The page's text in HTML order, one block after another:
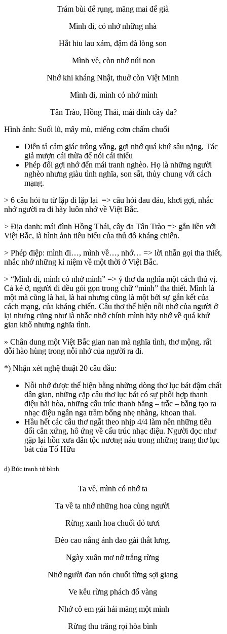
Trám bùi để rụng, măng mai để già
Mình đi, có nhớ những nhà
Hắt hiu lau xám, đậm đà lòng son
Mình về, còn nhớ núi non
Nhớ khi kháng Nhật, thuở còn Việt Minh
Mình đi, mình có nhớ mình
Tân Trào, Hồng Thái, mái đình cây đa?
Hình ảnh: Suối lũ, mây mù, miếng cơm chấm chuối
Diễn tả cảm giác trống vắng, gợi nhớ quá khứ sâu nặng, Tác
giả mượn cái thừa để nói cái thiếu
Phép đối gợi nhớ đến mái tranh nghèo. Họ là những người
nghèo nhưng giàu tình nghĩa, son sắt, thủy chung với cách
mạng.
> 6 câu hỏi tu từ lặp đi lặp lại => câu hỏi đau đáu, khơi gợi, nhắc
nhớ người ra đi hãy luôn nhớ về Việt Bắc.
> Địa danh: mái đình Hồng Thái, cây đa Tân Trào => gắn liền với
Việt Bắc, là hình ảnh tiêu biểu của thủ đô kháng chiến.
> Phép điệp: mình đi…, mình về…, nhớ… => lời nhắn gọi tha thiết,
nhắc nhớ những kỉ niệm về một thời ở Việt Bắc.
> “Mình đi, mình có nhớ mình” => ý thơ đa nghĩa một cách thú vị.
Cả kẻ ở, người đi đều gói gọn trong chữ “mình” tha thiết. Mình là
một mà cũng là hai, là hai nhưng cũng là một bởi sự gắn kết của
cách mạng, của kháng chiến. Câu thơ thể hiện nỗi nhớ của người ở
lại nhưng cũng như là nhắc nhở chính mình hãy nhớ về quá khứ
gian khổ nhưng nghĩa tình.
» Chân dung một Việt Bắc gian nan mà nghĩa tình, thơ mộng, rất
đỗi hào hùng trong nỗi nhớ của người ra đi.
*) Nhận xét nghệ thuật 20 câu đầu:
Nỗi nhớ được thể hiện bằng những dòng thơ lục bát đậm chất
dân gian, những cặp câu thơ lục bát có sự phối hợp thanh
điệu hài hòa, những cấu trúc thanh bằng – trắc – bằng tạo ra
nhạc điệu ngân nga trầm bổng nhẹ nhàng, khoan thai.
Hầu hết các câu thơ ngắt theo nhịp 4/4 làm nên những tiểu
đối cân xứng, hô ứng về cấu trúc nhạc điệu. Người đọc như
gặp lại hồn xưa dân tộc nương náu trong những trang thơ lục
bát của Tố Hữu
d) Bức tranh tứ bình
Ta về, mình có nhớ ta
Ta về ta nhớ những hoa cùng người
Rừng xanh hoa chuối đỏ tươi
Đèo cao nắng ánh dao gài thắt lưng.
Ngày xuân mơ nở trắng rừng
Nhớ người đan nón chuốt từng sợi giang
Ve kêu rừng phách đổ vàng
Nhớ cô em gái hái măng một mình
Rừng thu trăng rọi hòa bình